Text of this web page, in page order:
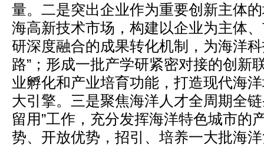
量。二是突出企业作为重要创新主体
海高新技术市场，构建以企业为主体
研深度融合的成果转化机制，为海洋
路”；形成一批产学研紧密对接的创新
业孵化和产业培育功能，打造现代海
大引擎。三是聚焦海洋人才全周期全
留用”工作，充分发挥海洋特色城市的
势、开放优势，招引、培养一大批海